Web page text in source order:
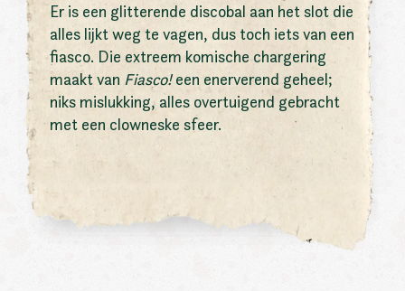
Er is een glitterende discobal aan het slot die
alles lijkt weg te vagen, dus toch iets van een
fiasco. Die extreem komische chargering
maakt van Fiasco!een enerverend geheel;
niks mislukking, alles overtuigend gebracht
met een clowneske sfeer.